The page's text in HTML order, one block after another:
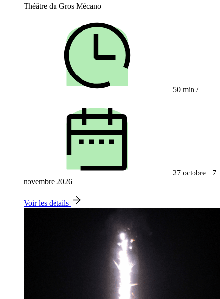
Théâtre du Gros Mécano
50 min /
27 octobre - 7
novembre 2026
Voir les détails